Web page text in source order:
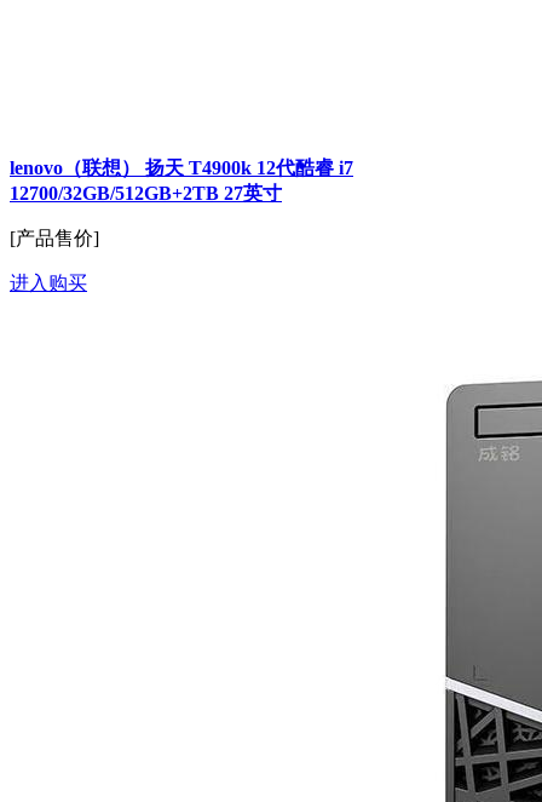
lenovo（联想） 扬天 T4900k 12代酷睿 i7
12700/32GB/512GB+2TB 27英寸
[产品售价]
进入购买